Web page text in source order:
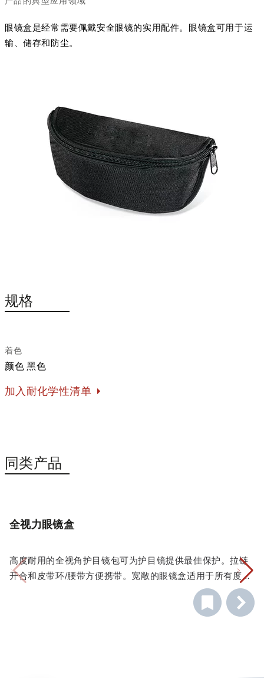
眼镜盒是经常需要佩戴安全眼镜的实用配件。眼镜盒可用于运
输、储存和防尘。
规格
着色
颜色 黑色
加入耐化学性清单
同类产品
全视力眼镜盒
高度耐用的全视角护目镜包可为护目镜提供最佳保护。拉链
开合和皮带环/腰带方便携带。宽敞的眼镜盒适用于所有度数
眼镜和全视力眼镜，还有一个额外的隔层可放置备用镜片。